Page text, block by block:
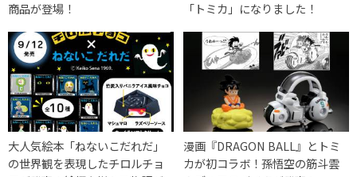
商品が登場！
「トミカ」になりました！
大人気絵本「ねないこだれだ」
の世界観を表現したチロルチョ
漫画『DRAGON BALL』とトミ
カが初コラボ！孫悟空の筋斗雲